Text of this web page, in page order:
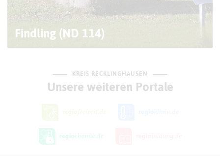
Findling (ND 114)
KREIS RECKLINGHAUSEN
Unsere weiteren Portale